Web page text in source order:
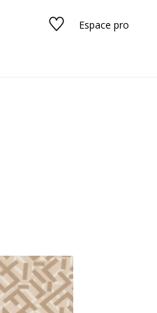
Espace pro
tous les tissus